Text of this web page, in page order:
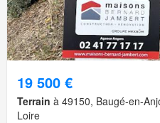
19 500 €
Terrain à 49150, Baugé-en-
Loire